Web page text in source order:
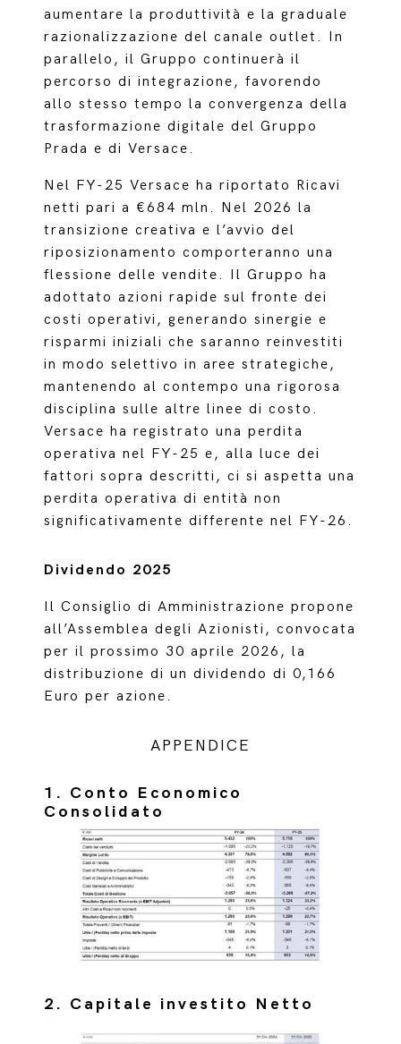
aumentare la produttività e la graduale
razionalizzazione del canale outlet. In
parallelo, il Gruppo continuerà il
percorso di integrazione, favorendo
allo stesso tempo la convergenza della
trasformazione digitale del Gruppo
Prada e di Versace.
Nel FY-25 Versace ha riportato Ricavi
netti pari a €684 mln. Nel 2026 la
transizione creativa e l’avvio del
riposizionamento comporteranno una
flessione delle vendite. Il Gruppo ha
adottato azioni rapide sul fronte dei
costi operativi, generando sinergie e
risparmi iniziali che saranno reinvestiti
in modo selettivo in aree strategiche,
mantenendo al contempo una rigorosa
disciplina sulle altre linee di costo.
Versace ha registrato una perdita
operativa nel FY-25 e, alla luce dei
fattori sopra descritti, ci si aspetta una
perdita operativa di entità non
significativamente differente nel FY-26.
Dividendo 2025
Il Consiglio di Amministrazione propone
all’Assemblea degli Azionisti, convocata
per il prossimo 30 aprile 2026, la
distribuzione di un dividendo di 0,166
Euro per azione.
APPENDICE
1. Conto Economico
Consolidato
2. Capitale investito Netto